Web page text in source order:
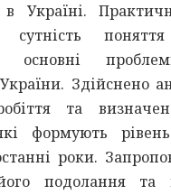
Україні.
сутність поняття
основні
Здійснено
та
формують
роки.
подолання та